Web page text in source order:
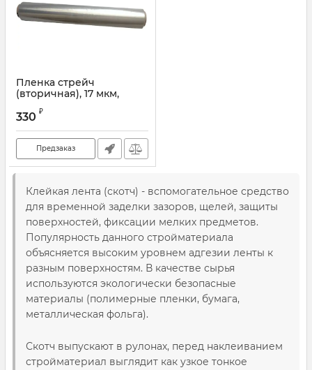
Пленка стрейч
(вторичная), 17 мкм,
упак. - 6 шт.)
330 ₽
Предзаказ
Клейкая лента (скотч) - вспомогательное средство
для временной заделки зазоров, щелей, защиты
поверхностей, фиксации мелких предметов.
Популярность данного стройматериала
объясняется высоким уровнем адгезии ленты к
разным поверхностям. В качестве сырья
используются экологически безопасные
материалы (полимерные пленки, бумага,
металлическая фольга).
Скотч выпускают в рулонах, перед наклеиванием
стройматериал выглядит как узкое тонкое